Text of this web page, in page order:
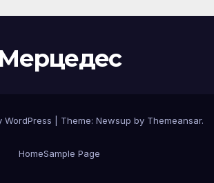
Мерцедес
WordPress Theme: Newsup by Themeansar.
HomeSample Page